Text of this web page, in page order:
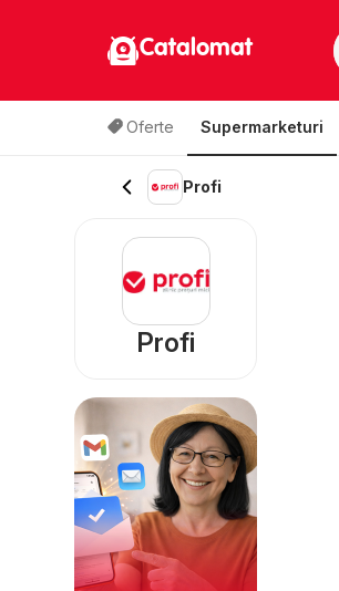
Catalomat
Oferte Supermarketuri
Profi
Profi